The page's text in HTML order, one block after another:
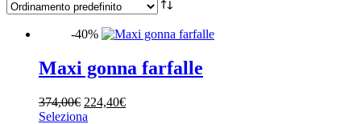
Categorie
ABITI
BORSE
-40%
Maxi gonna farfalle
374,00€ Il
prezzo
224,40€Il
Seleziona